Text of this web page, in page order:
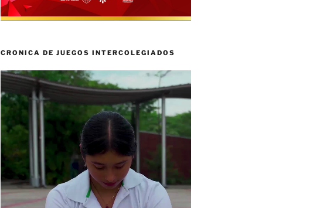
CRONICA DE JUEGOS INTERCOLEGIADOS
Reproductor
vídeo